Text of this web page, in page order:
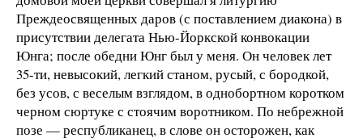
Преждеосвященных даров (с поставлением диакона) в
присутствии делегата Нью-Йоркской конвокации
Юнга; после обедни Юнг был у меня. Он человек лет
35-ти, невысокий, легкий станом, русый, с бородкой,
без усов, с веселым взглядом, в однобортном коротком
черном сюртуке с стоячим воротником. По небрежной
позе — республиканец, в слове он осторожен, как